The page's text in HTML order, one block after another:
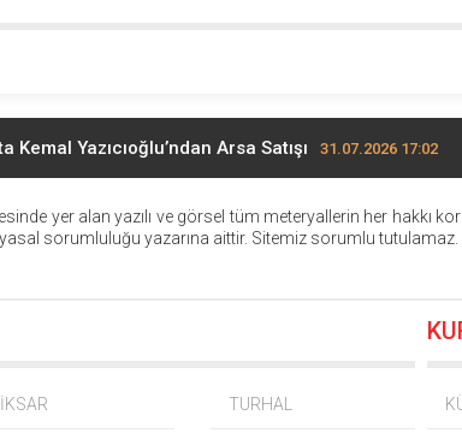
Kemal Yazıcıoğlu’ndan Arsa Satışı 31.07.2026 17:02
Lgs Birincisi Ödüllendirildi 14.07.2026 12:54
Aslan: Ortak Değerimiz Erbaaspor’a Sahip Çıkalım
Çevrecik’te Gerçekten Kazanan Chp’mi? 08.06.2026
yer alan yazılı ve görsel tüm meteryallerin her hakkı
yasal sorumluluğu yazarına aittir. Sitemiz sorumlu tutulamaz.
TURHAL